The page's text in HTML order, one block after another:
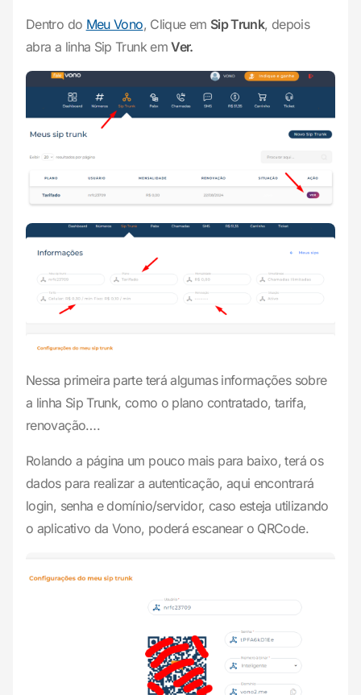
Dentro do Meu Vono, Clique em Sip Trunk, depois
abra a linha Sip Trunk emVer.
Nessa primeira parte terá algumas informações sobre
a linha Sip Trunk, como o plano contratado, tarifa,
renovação….
Rolando a página um pouco mais para baixo, terá os
dados para realizar a autenticação, aqui encontrará
login, senha e domínio/servidor, caso esteja utilizando
o aplicativo da Vono, poderá escanear o QRCode.